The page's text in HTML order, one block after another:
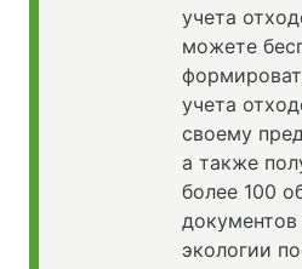
учета
можете
учета
своему
а также
более 100
документов
экологии